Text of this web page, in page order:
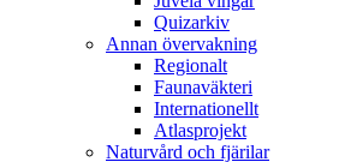
Quizarkiv
Annan övervakning
Regionalt
Faunaväkteri
Internationellt
Atlasprojekt
Naturvård och fjärilar